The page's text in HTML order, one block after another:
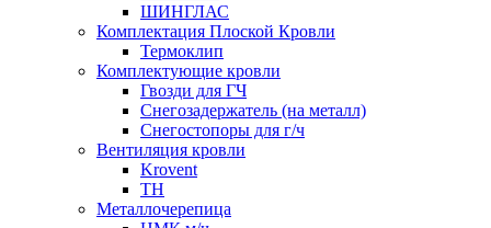
ШИНГЛАС
Комплектация Плоской Кровли
Термоклип
Комплектующие кровли
Гвозди для ГЧ
Снегозадержатель (на металл)
Снегостопоры для г/ч
Вентиляция кровли
Krovent
ТН
Металлочерепица